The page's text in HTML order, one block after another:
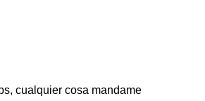
cualquier cosa mandame